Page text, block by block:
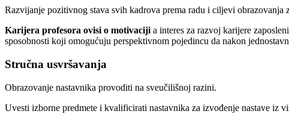
Razvijanje pozitivnog stava svih kadrova prema radu i ciljevi
Karijera profesora ovisi o motivaciji a interes za razvoj karijere
sposobnosti koji omogućuju perspektivnom pojedincu da nakon
Stručna usvršavanja
Obrazovanje nastavnika provoditi na sveučilišnoj razini.
Uvesti izborne predmete i kvalificirati nastavnika za izvođenje nastave iz